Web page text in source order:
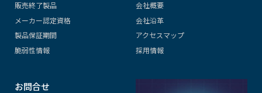
販売終了製品
メーカー認定資格
製品保証期間
脆弱性情報
会社概要
会社沿革
アクセスマップ
採用情報
お問合せ